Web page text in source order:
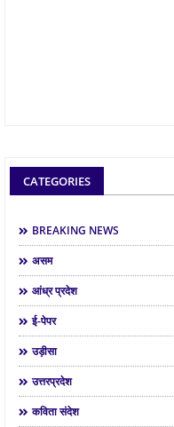
CATEGORIES
BREAKING NEWS
असम
आंध्र प्रदेश
ई-पेपर
उड़ीसा
उत्तरप्रदेश
कविता संदेश